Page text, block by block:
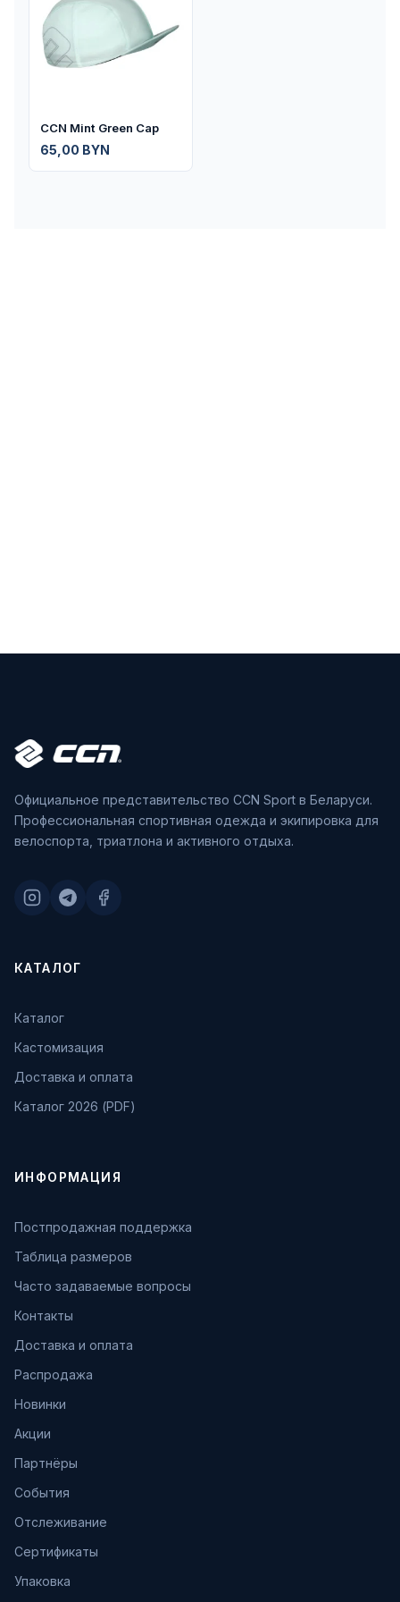
CCN Mint Green Cap
65,00 BYN
Официальное представительство CCN Sport в Беларуси.
Профессиональная спортивная одежда и экипировка для
велоспорта, триатлона и активного отдыха.
КАТАЛОГ
Каталог
Кастомизация
Доставка и оплата
Каталог 2026 (PDF)
ИНФОРМАЦИЯ
Постпродажная поддержка
Таблица размеров
Часто задаваемые вопросы
Контакты
Доставка и оплата
Распродажа
Новинки
Акции
Партнёры
События
Отслеживание
Сертификаты
Упаковка